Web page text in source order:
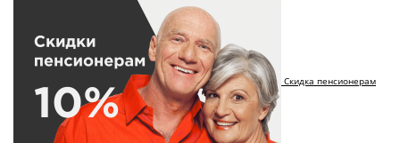
Скидка пенсионерам